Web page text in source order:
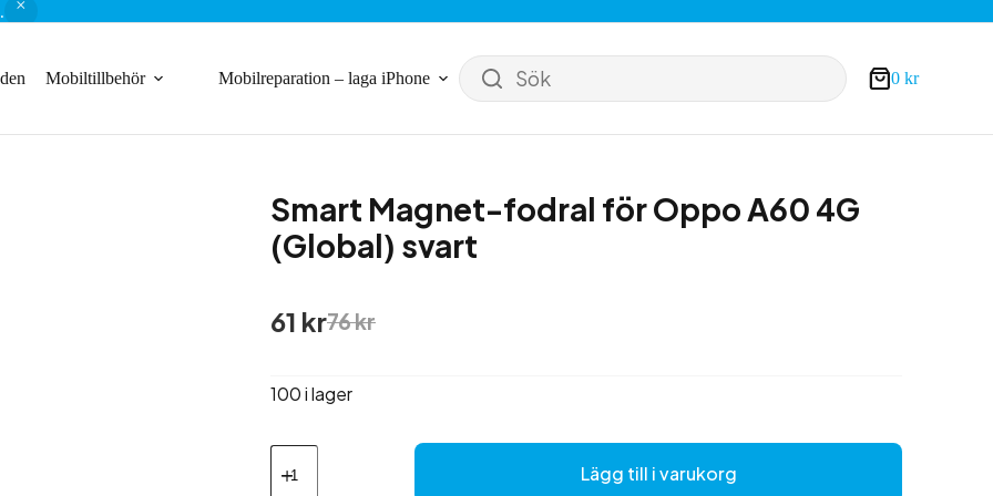
Mobiltillbehör Mobilreparation – laga iPhone Sök Varukorg
0 kr
Smart Magnet-fodral för Oppo A60 4G
(Global) svart
76kr
Det
ursprungliga
var:
61 krDet
nuvarande
är:
100 i lager
Smart
Magnet-
Lägg till i varukorg